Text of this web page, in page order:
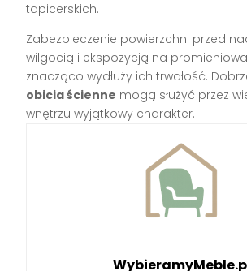
tapicerskich.
Zabezpieczenie powierzchni przed
wilgocią i ekspozycją na
znacząco wydłuży ich trwałość.
obicia ścienne mogą służyć przez
wnętrzu wyjątkowy charakter.